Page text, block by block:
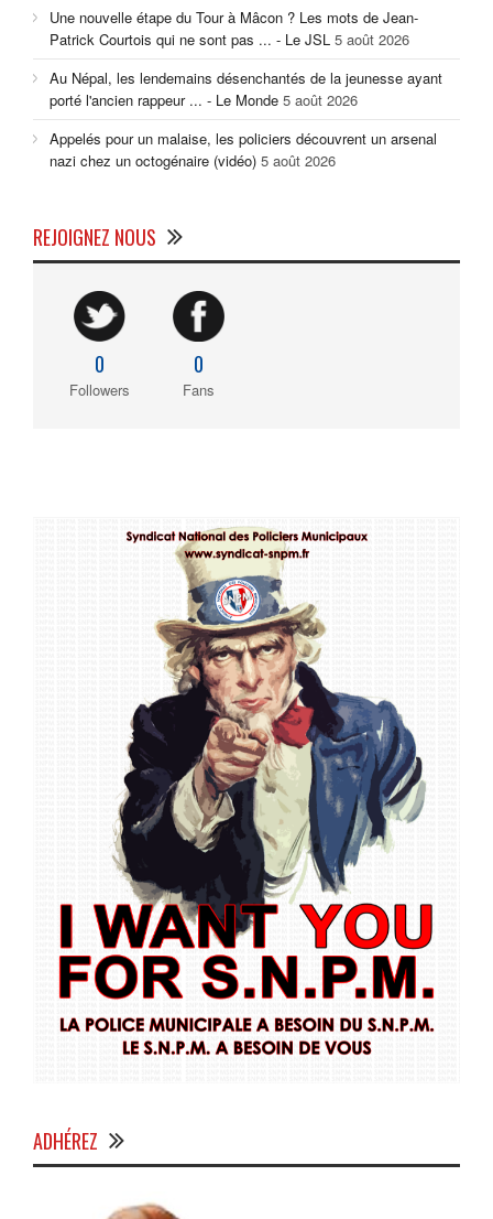
Une nouvelle étape du Tour à Mâcon ? Les mots de Jean-
Patrick Courtois qui ne sont pas ... - Le JSL 5 août 2026
Au Népal, les lendemains désenchantés de la jeunesse ayant
porté l'ancien rappeur ... - Le Monde 5 août 2026
Appelés pour un malaise, les policiers découvrent un arsenal
nazi chez un octogénaire (vidéo) 5 août 2026
REJOIGNEZ NOUS
0
Followers
0
Fans
ADHÉREZ